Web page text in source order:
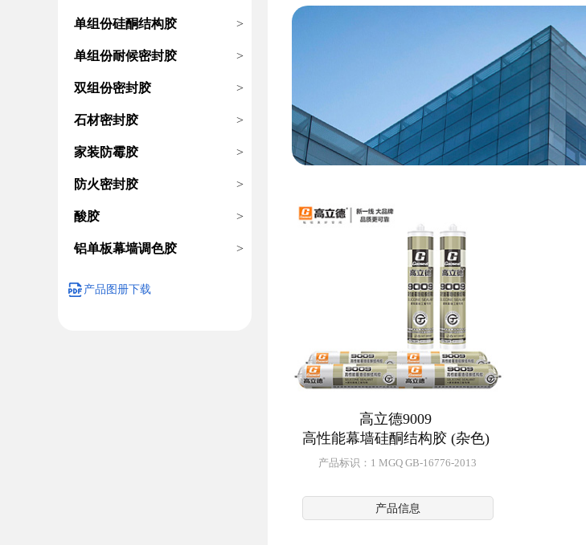
单组份硅酮结构胶 >
单组份耐候密封胶 >
双组份密封胶 >
石材密封胶 >
家装防霉胶 >
防火密封胶 >
酸胶 >
铝单板幕墙调色胶 >
产品图册下载
高立德9009
高性能幕墙硅酮结构胶 (杂色)
产品标识：1 MGQ GB-16776-2013
产品信息